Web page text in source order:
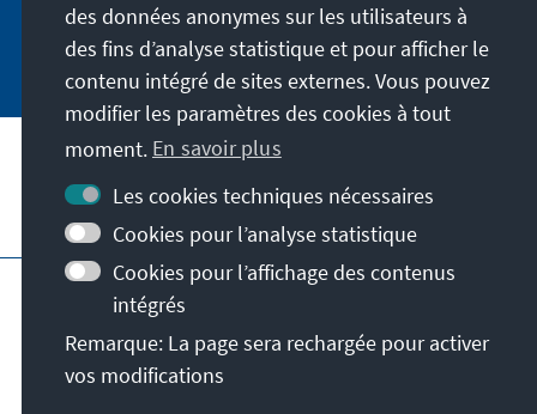
Jetzt abonnieren
Visitez aussi
Impressum
Protection des données
Conditions d'utilisation
Déclaration d'accessibilité
Barriere melden
© Konrad-Adenauer-Stiftung e.V. 2026
des données anonymes sur les utilisateurs à
des fins d’analyse statistique et pour afficher le
contenu intégré de sites externes. Vous pouvez
modifier les paramètres des cookies à tout
moment. En savoir plus
Les cookies techniques nécessaires
Cookies pour l’analyse statistique
Cookies pour l’affichage des contenus
intégrés
Remarque: La page sera rechargée pour activer
vos modifications